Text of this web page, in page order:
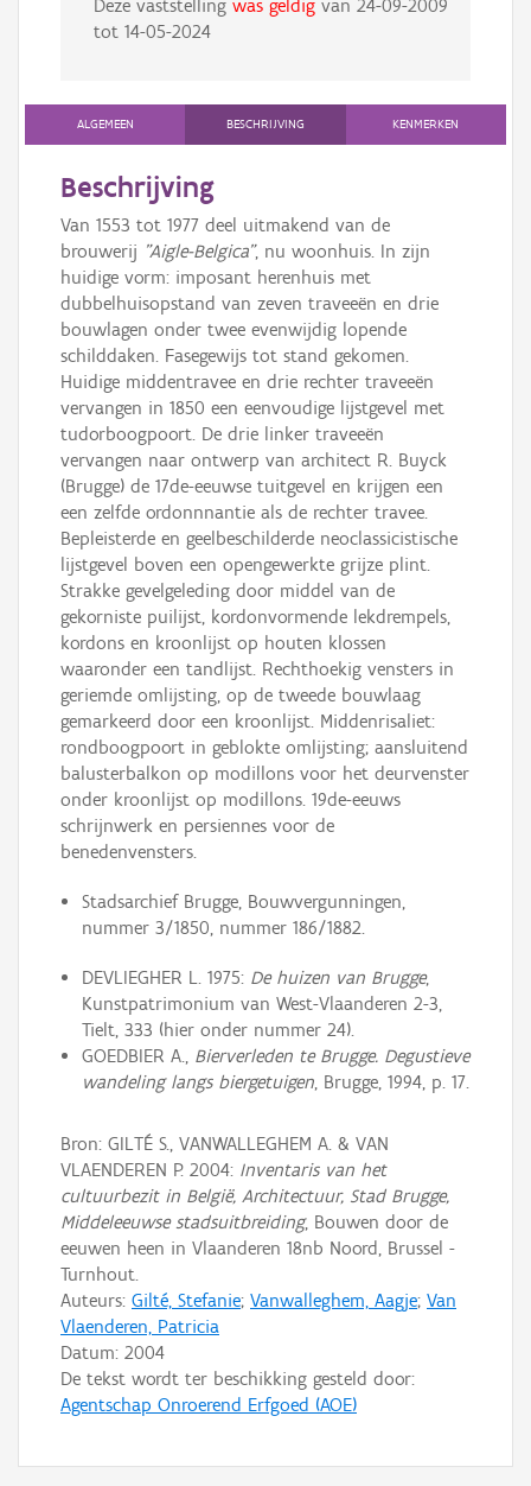
Deze vaststelling was geldigvan 24-09-2009
tot 14-05-2024
ALGEMEEN BESCHRIJVING KENMERKEN
Beschrijving
Van 1553 tot 1977 deel uitmakend van de
brouwerij "Aigle-Belgica", nu woonhuis. In zijn
huidige vorm: imposant herenhuis met
dubbelhuisopstand van zeven traveeën en drie
bouwlagen onder twee evenwijdig lopende
schilddaken. Fasegewijs tot stand gekomen.
Huidige middentravee en drie rechter traveeën
vervangen in 1850 een eenvoudige lijstgevel met
tudorboogpoort. De drie linker traveeën
vervangen naar ontwerp van architect R. Buyck
(Brugge) de 17de-eeuwse tuitgevel en krijgen een
een zelfde ordonnnantie als de rechter travee.
Bepleisterde en geelbeschilderde neoclassicistische
lijstgevel boven een opengewerkte grijze plint.
Strakke gevelgeleding door middel van de
gekorniste puilijst, kordonvormende lekdrempels,
kordons en kroonlijst op houten klossen
waaronder een tandlijst. Rechthoekig vensters in
geriemde omlijsting, op de tweede bouwlaag
gemarkeerd door een kroonlijst. Middenrisaliet:
rondboogpoort in geblokte omlijsting; aansluitend
balusterbalkon op modillons voor het deurvenster
onder kroonlijst op modillons. 19de-eeuws
schrijnwerk en persiennes voor de
benedenvensters.
Stadsarchief Brugge, Bouwvergunningen,
nummer 3/1850, nummer 186/1882.
DEVLIEGHER L. 1975: De huizen van Brugge,
Kunstpatrimonium van West-Vlaanderen 2-3,
Tielt, 333 (hier onder nummer 24).
GOEDBIER A., Bierverleden te Brugge. Degustieve
wandeling langs biergetuigen, Brugge, 1994, p. 17.
Bron: GILTÉ S., VANWALLEGHEM A. & VAN
VLAENDEREN P. 2004: Inventaris van het
cultuurbezit in België, Architectuur, Stad Brugge,
Middeleeuwse stadsuitbreiding, Bouwen door de
eeuwen heen in Vlaanderen 18nb Noord, Brussel -
Turnhout.
Auteurs: Gilté, Stefanie; Vanwalleghem, Aagje; Van
Vlaenderen, Patricia
Datum: 2004
De tekst wordt ter beschikking gesteld door:
Agentschap Onroerend Erfgoed (AOE)